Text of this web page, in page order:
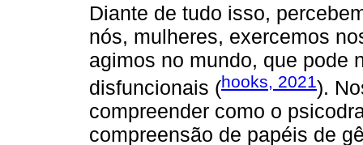
Diante de tudo isso,
nós, mulheres, exercemos
agimos no mundo, que pode
disfuncionais (hooks, 2021).
compreender como o
compreensão de papéis de